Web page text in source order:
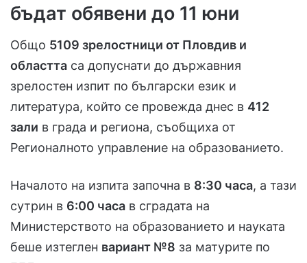
бъдат обявени до 11 юни
Общо 5109 зрелостници от Пловдив и
областта са допуснати до държавния
зрелостен изпит по български език и
литература, който се провежда днес в 412
зали в града и региона, съобщиха от
Регионалното управление на образованието.
Началото на изпита започна в 8:30 часа, а тази
сутрин в 6:00 часа в сградата на
Министерството на образованието и науката
беше изтеглен вариант №8 за матурите по